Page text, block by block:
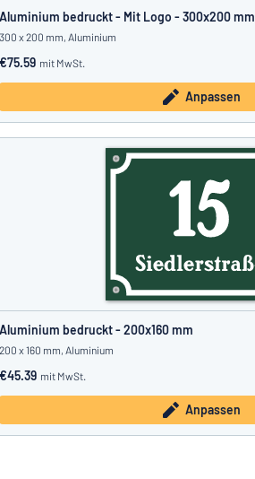
Aluminium bedruckt - Mit Logo - 300x200 mm
300 x 200 mm, Aluminium
€75.59 mit MwSt.
Anpassen
Aluminium bedruckt - 200x160 mm
200 x 160 mm, Aluminium
€45.39 mit MwSt.
Anpassen